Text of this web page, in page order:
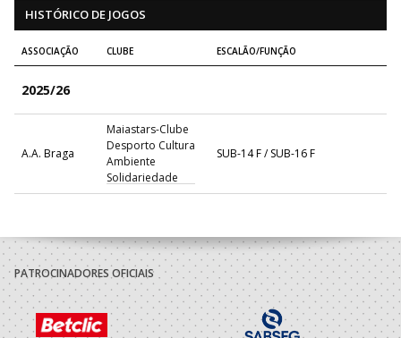
HISTÓRICO DE JOGOS
ASSOCIAÇÃO CLUBE ESCALÃO/FUNÇÃO
2025/26
A.A. Braga
Maiastars-Clube
Desporto Cultura
Ambiente
Solidariedade
SUB-14 F / SUB-16 F
PATROCINADORES OFICIAIS